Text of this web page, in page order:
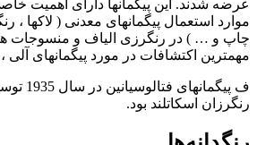
عرضه شدند. این پیگمانها دارای اهمیت خاصی
موارد استعمال پیگمانهای معدنی ( لاکها ،
چاپ و … ) در رنگرزی الیاف و منسوجات
مهمترین اکتشافات در مورد پیگمانهای
ف
رنگرزان اسکاتلند بود.